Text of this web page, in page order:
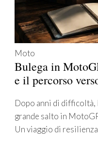
Moto
Bulega in
e il percorso
Dopo anni di
grande salto in
Un viaggio di